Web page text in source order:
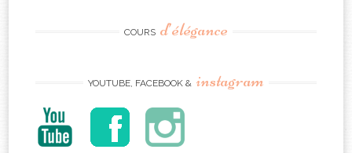
COURS d’élégance
YOUTUBE, FACEBOOK & instagram